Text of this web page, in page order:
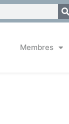
Membres